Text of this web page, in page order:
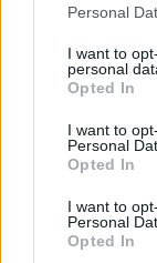
Please note that
not limited to
grant or deny
use your data
consent section.
Personal
I want to
personal
Opted In
I want to
Personal
Opted In
I want to
Personal
Opted In